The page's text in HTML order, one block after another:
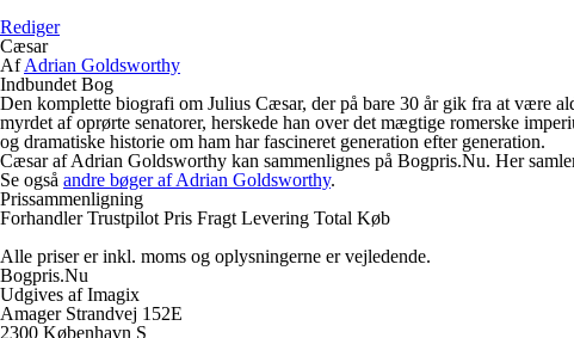
Rediger
Cæsar
AfAdrian Goldsworthy
Indbundet Bog
Den komplette biografi om Julius Cæsar, der på bare 30 år gik fra at være
myrdet af oprørte senatorer, herskede han over det mægtige romerske
og dramatiske historie om ham har fascineret generation efter generation.
Cæsar af Adrian Goldsworthy kan sammenlignes på Bogpris.Nu. Her
Se også andre bøger af Adrian Goldsworthy.
Prissammenligning
Forhandler Trustpilot Pris Fragt Levering Total Køb
Alle priser er inkl. moms og oplysningerne er vejledende.
Bogpris.Nu
Udgives af Imagix
Amager Strandvej 152E
2300 København S